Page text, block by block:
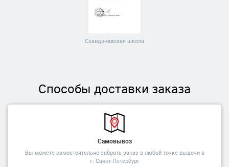
Скандинавская школа
Способы доставки заказа
Самовывоз
Вы можете самостоятельно забрать заказ в любой точке выдачи в
г. Санкт-Петербург